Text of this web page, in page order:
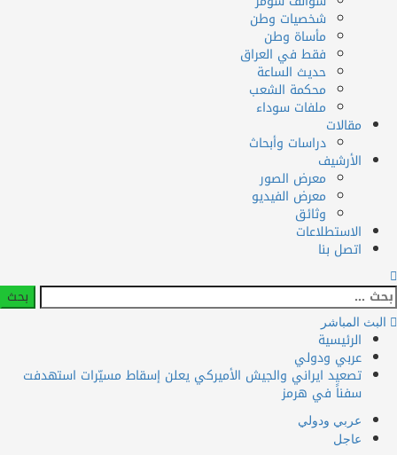
شخصيات وطن
مأساة وطن
فقط في العراق
حديث الساعة
محكمة الشعب
ملفات سوداء
مقالات
دراسات وأبحاث
الأرشيف
معرض الصور
معرض الفيديو
وثائق
الاستطلاعات
اتصل بنا
المباشر
الرئيسية
عربي ودولي
تصعيد ايراني والجيش الأميركي يعلن إسقاط مسيّرات استهدفت
سفناً في هرمز
عربي ودولي
عاجل